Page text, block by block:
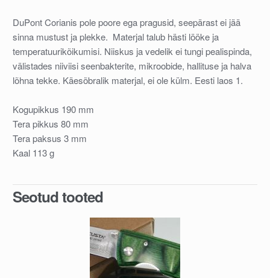
DuPont Corianis pole poore ega pragusid, seepärast ei jää
sinna mustust ja plekke. Materjal talub hästi lööke ja
temperatuurikõikumisi. Niiskus ja vedelik ei tungi pealispinda,
välistades niiviisi seenbakterite, mikroobide, hallituse ja halva
lõhna tekke. Käesõbralik materjal, ei ole külm. Eesti laos 1.
Kogupikkus 190 mm
Tera pikkus 80 mm
Tera paksus 3 mm
Kaal 113 g
Seotud tooted